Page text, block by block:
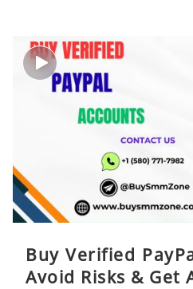
Buy Verified
Avoid Risks & Get